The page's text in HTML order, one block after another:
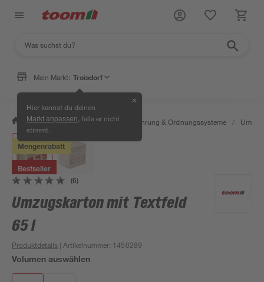
Mein Markt: Troisdorf
Hier kannst du deinen
Markt anpassen , falls er nicht
stimmt.
✕
/ Wohnen & Haushalt / Aufbewahrung & Ordnungssysteme /
Mengenrabatt
Bestseller
(6)
Umzugskarton mit Textfeld
65 l
Produktdetails | Artikelnummer: 1450289
Volumen auswählen